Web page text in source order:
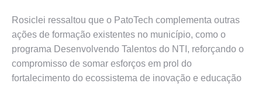
Rosiclei ressaltou que o PatoTech complementa outras
ações de formação existentes no município, como o
programa Desenvolvendo Talentos do NTI, reforçando o
compromisso de somar esforços em prol do
fortalecimento do ecossistema de inovação e educação